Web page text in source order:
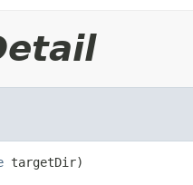
targetDir)